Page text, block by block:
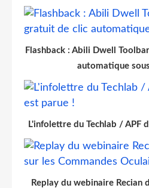
Flashback : Abili Dwell
automatique
L'infolettre du Techlab / APF
Replay du webinaire Recian